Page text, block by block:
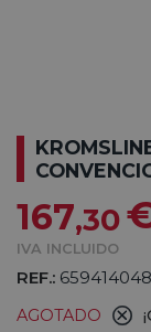
167,30
IVA INCLUIDO
REF.: 659414048
AGOTADO